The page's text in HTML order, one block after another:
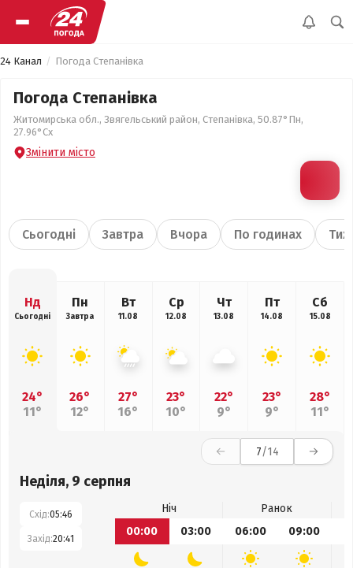
24 Канал Погода Степанівка
Погода Степанівка
Житомирська обл., Звягельський район, Степанівка, 50.87°Пн,
27.96°Сх
Змінити місто
Сьогодні Завтра Вчора По годинах
Нд
Сьогодні
24°
11°
Пн
Завтра
26°
12°
Вт
11.08
27°
16°
Ср
12.08
23°
10°
Чт
13.08
22°
9°
Пт
14.08
23°
9°
Сб
15.08
28°
11°
7/14
Неділя, 9 серпня
Схід:05:46
Захід:20:41
Ніч
Ранок
00:00
03:00 06:00 09:00